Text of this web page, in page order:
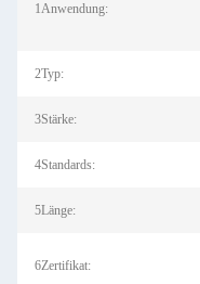
1Anwendung:
2Typ:
3Stärke:
4Standards:
5Länge:
6Zertifikat: